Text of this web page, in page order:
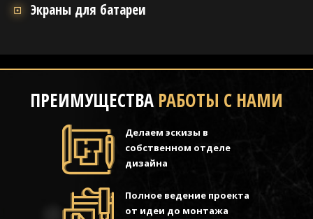
Экраны для батареи
ПРЕИМУЩЕСТВА РАБОТЫ С НАМИ
Делаем эскизы в
собственном отделе
дизайна
Полное ведение проекта
от идеи до монтажа